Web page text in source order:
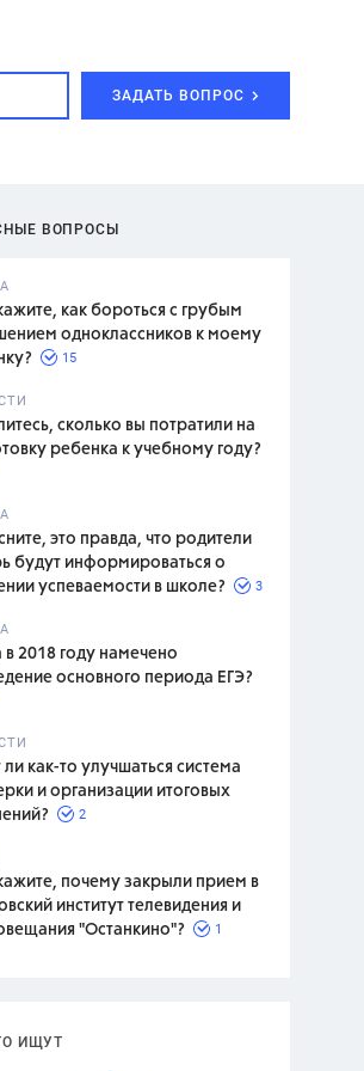
ЗАДАТЬ ВОПРОС
ВОПРОСЫ
как бороться с грубым
одноклассников к моему
15
сколько вы потратили на
ребенка к учебному году?
это правда, что родители
будут информироваться о
успеваемости в школе?
3
в 2018 году намечено
основного периода ЕГЭ?
ли как-то улучшаться система
и организации итоговых
2
почему закрыли прием в
институт телевидения и
"Останкино"?
1
ИЩУТ